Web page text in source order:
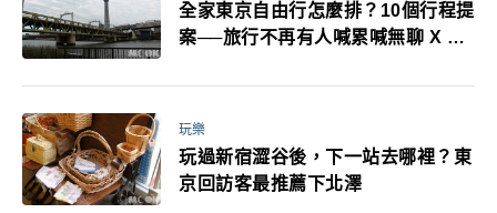
全家東京自由行怎麼排？10個行程提
案──旅行不再有人喊累喊無聊 X 爸
玩樂
玩過新宿澀谷後，下一站去哪裡？東
京回訪客最推薦下北澤